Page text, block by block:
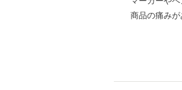
商品の痛みが